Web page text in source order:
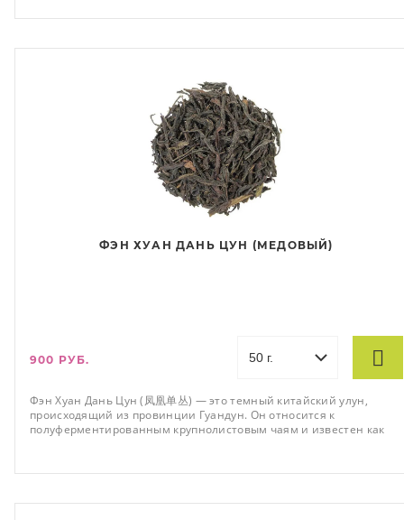
ФЭН ХУАН ДАНЬ ЦУН (МЕДОВЫЙ)
900 РУБ.
Фэн Хуан Дань Цун (凤凰单丛) — это темный китайский улун,
происходящий из провинции Гуандун. Он относится к
полуферментированным крупнолистовым чаям и известен как